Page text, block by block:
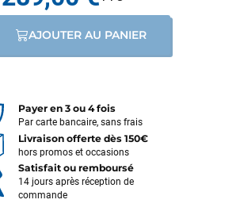
AJOUTER AU PANIER
Payer en 3 ou 4 fois
Par carte bancaire, sans frais
Livraison offerte dès 150€
hors promos et occasions
Satisfait ou remboursé
14 jours après réception de
commande